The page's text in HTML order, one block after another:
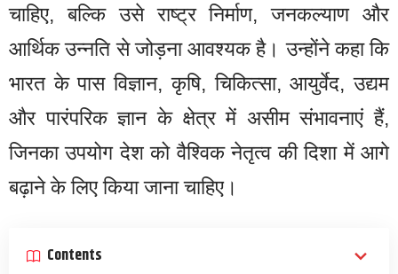
चाहिए, बल्कि उसे राष्ट्र निर्माण, जनकल्याण और
आर्थिक उन्नति से जोड़ना आवश्यक है। उन्होंने कहा कि
भारत के पास विज्ञान, कृषि, चिकित्सा, आयुर्वेद, उद्यम
और पारंपरिक ज्ञान के क्षेत्र में असीम संभावनाएं हैं,
जिनका उपयोग देश को वैश्विक नेतृत्व की दिशा में आगे
बढ़ाने के लिए किया जाना चाहिए।
Contents